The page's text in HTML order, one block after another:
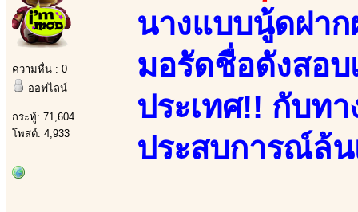
ความหื่น : 0
ออฟไลน์
กระทู้: 71,604
โพสต์: 4,933
นางแบบนู้ดฝาก
มอรัดชื่อดังสอบ
ประเทศ!! กับท
ประสบการณ์ล้น